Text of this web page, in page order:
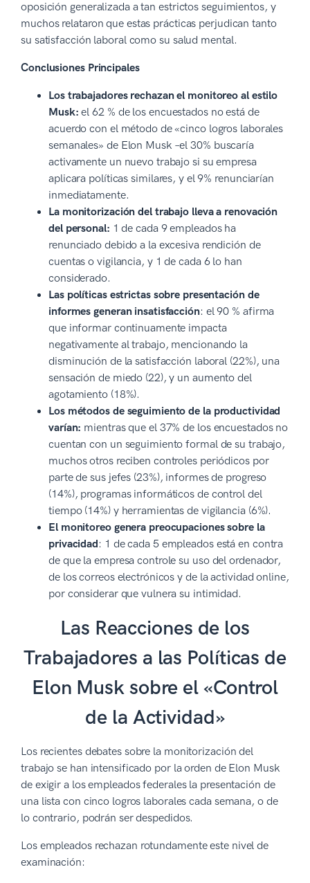
oposición generalizada a tan estrictos seguimientos, y
muchos relataron que estas prácticas perjudican tanto
su satisfacción laboral como su salud mental.
Conclusiones Principales
Los trabajadores rechazan el monitoreo al estilo
Musk:el 62 % de los encuestados no está de
acuerdo con el método de «cinco logros laborales
semanales» de Elon Musk –el 30% buscaría
activamente un nuevo trabajo si su empresa
aplicara políticas similares, y el 9% renunciarían
inmediatamente.
La monitorización del trabajo lleva a renovación
del personal: 1 de cada 9 empleados ha
renunciado debido a la excesiva rendición de
cuentas o vigilancia, y 1 de cada 6 lo han
considerado.
Las políticas estrictas sobre presentación de
informes generan insatisfacción: el 90 % afirma
que informar continuamente impacta
negativamente al trabajo, mencionando la
disminución de la satisfacción laboral (22%), una
sensación de miedo (22), y un aumento del
agotamiento (18%).
Los métodos de seguimiento de la productividad
varían: mientras que el 37% de los encuestados no
cuentan con un seguimiento formal de su trabajo,
muchos otros reciben controles periódicos por
parte de sus jefes (23%), informes de progreso
(14%), programas informáticos de control del
tiempo (14%) y herramientas de vigilancia (6%).
El monitoreo genera preocupaciones sobre la
privacidad: 1 de cada 5 empleados está en contra
de que la empresa controle su uso del ordenador,
de los correos electrónicos y de la actividad online,
por considerar que vulnera su intimidad.
Las Reacciones de los
Trabajadores a las Políticas de
Elon Musk sobre el «Control
de la Actividad»
Los recientes debates sobre la monitorización del
trabajo se han intensificado por la orden de Elon Musk
de exigir a los empleados federales la presentación de
una lista con cinco logros laborales cada semana, o de
lo contrario, podrán ser despedidos.
Los empleados rechazan rotundamente este nivel de
examinación: